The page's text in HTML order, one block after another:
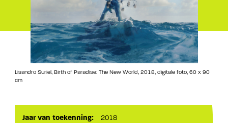
Lisandro Suriel, Birth of Paradise: The New World, 2018, digitale foto, 60 x 90
cm
Jaar van toekenning:
2018